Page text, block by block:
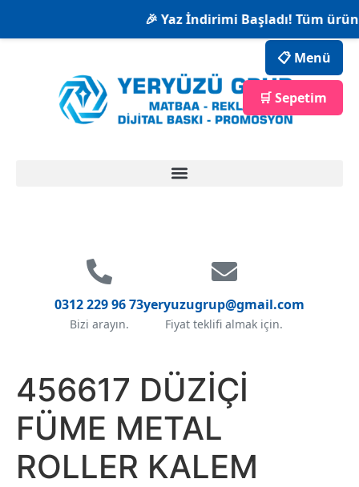
🎉 Yaz İndirimi Başladı! Tüm
0312 229 96 73
Bizi arayın.
yeryuzugrup@gmail.com
Fiyat teklifi almak için.
📋 Menü
🛒 Sepetim
456617 DÜZİÇİ
FÜME METAL
ROLLER KALEM